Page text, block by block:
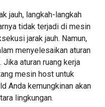
jauh, langkah-langkah
tidak terjadi di mesin
jarak jauh. Namun,
menyelesaikan aturan
aturan ruang kerja
mesin host untuk
Anda kemungkinan akan
lingkungan.